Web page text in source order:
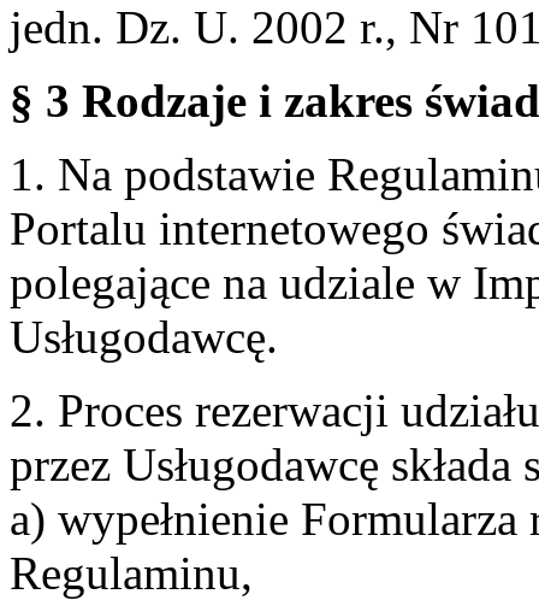
jedn. Dz. U. 2002 r., Nr
§ 3 Rodzaje i zakres
1. Na podstawie
Portalu internetowego
polegające na udziale w
Usługodawcę.
2. Proces rezerwacji
przez Usługodawcę
a) wypełnienie
Regulaminu,